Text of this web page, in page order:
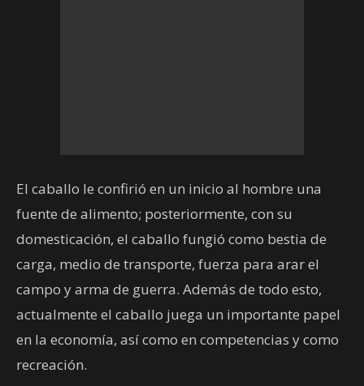
El caballo le confirió en un inicio al hombre una
fuente de alimento; posteriormente, con su
domesticación, el caballo fungió como bestia de
carga, medio de transporte, fuerza para arar el
campo y arma de guerra. Además de todo esto,
actualmente el caballo juega un importante papel
en la economía, así como en competencias y como
recreación.